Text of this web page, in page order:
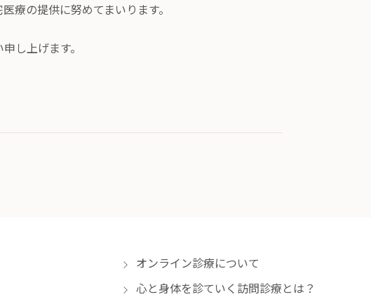
療の提供に努めてまいります。
し上げます。
オンライン診療について
心と身体を診ていく訪問診療とは？